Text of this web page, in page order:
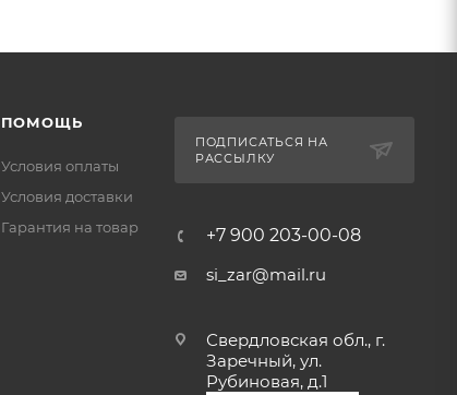
ПОМОЩЬ
Условия оплаты
Условия доставки
Гарантия на товар
ПОДПИСАТЬСЯ НА
РАССЫЛКУ
+7 900 203-00-08
si_zar@mail.ru
Свердловская обл., г.
Заречный, ул.
Рубиновая, д.1